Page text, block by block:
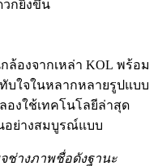
วกยิ่งขึ้น
ล้องจากเหล่า KOL พร้อม
บใจในหลากหลายรูปแบบ
องใช้เทคโนโลยีล่าสุด
อย่างสมบูรณ์แบบ
ช่างภาพชื่อดังฐานะ